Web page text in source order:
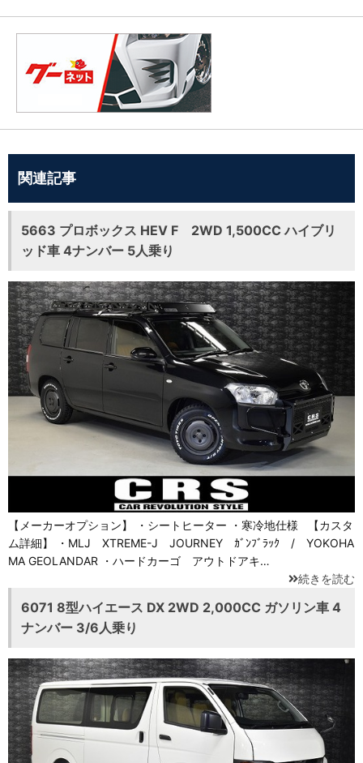
関連記事
5663 プロボックス HEV F 2WD 1,500CC ハイブリ
ッド車 4ナンバー 5人乗り
【メーカーオプション】 ・シートヒーター ・寒冷地仕様 【カスタ
ム詳細】 ・MLJ XTREME-J JOURNEY ｶﾞﾝﾌﾞﾗｯｸ / YOKOHA
MA GEOLANDAR ・ハードカーゴ アウトドアキ…
続きを読む
6071 8型ハイエース DX 2WD 2,000CC ガソリン車 4
ナンバー 3/6人乗り